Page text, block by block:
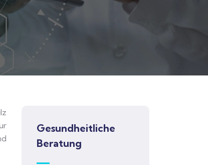
Gesundheitliche
Beratung